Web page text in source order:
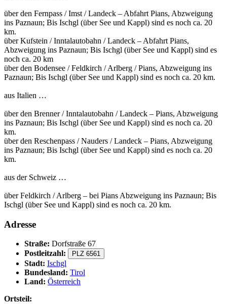
über den Fernpass / Imst / Landeck – Abfahrt Pians, Abzweigung
ins Paznaun; Bis Ischgl (über See und Kappl) sind es noch ca. 20
km.
über Kufstein / Inntalautobahn / Landeck – Abfahrt Pians,
Abzweigung ins Paznaun; Bis Ischgl (über See und Kappl) sind es
noch ca. 20 km
über den Bodensee / Feldkirch / Arlberg / Pians, Abzweigung ins
Paznaun; Bis Ischgl (über See und Kappl) sind es noch ca. 20 km.
aus Italien …
über den Brenner / Inntalautobahn / Landeck – Pians, Abzweigung
ins Paznaun; Bis Ischgl (über See und Kappl) sind es noch ca. 20
km.
über den Reschenpass / Nauders / Landeck – Pians, Abzweigung
ins Paznaun; Bis Ischgl (über See und Kappl) sind es noch ca. 20
km.
aus der Schweiz …
über Feldkirch / Arlberg – bei Pians Abzweigung ins Paznaun; Bis
Ischgl (über See und Kappl) sind es noch ca. 20 km.
Adresse
Straße: Dorfstraße 67
Postleitzahl:
PLZ 6561
Stadt: Ischgl
Bundesland: Tirol
Land: Österreich
Ortsteil: